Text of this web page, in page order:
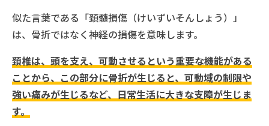
似た言葉である「頚髄損傷（けいずいそんしょう）」
は、骨折ではなく神経の損傷を意味します。
頚椎は、頭を支え、可動させるという重要な機能がある
ことから、この部分に骨折が生じると、可動域の制限や
強い痛みが生じるなど、日常生活に大きな支障が生じま
す。